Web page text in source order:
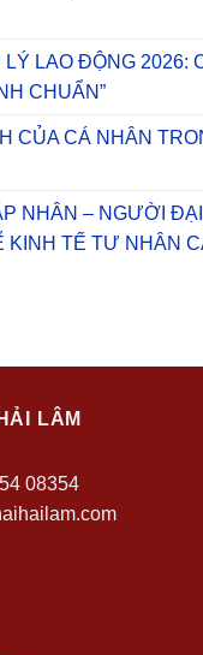
LÝ LAO ĐỘNG 2026:
CHUẨN”
CỦA CÁ NHÂN
NHÂN – NGƯỜI
KINH TẾ TƯ NHÂN
LÂM
08354